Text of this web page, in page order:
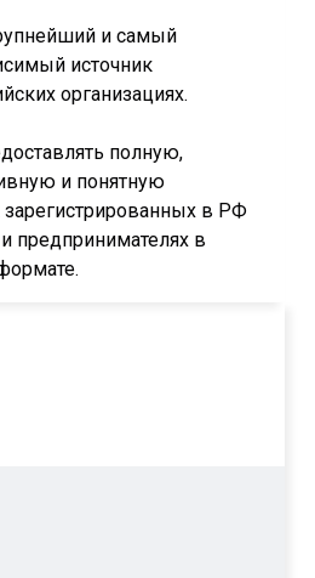
и самый
источник
организациях.
полную,
и понятную
в РФ
предпринимателях в